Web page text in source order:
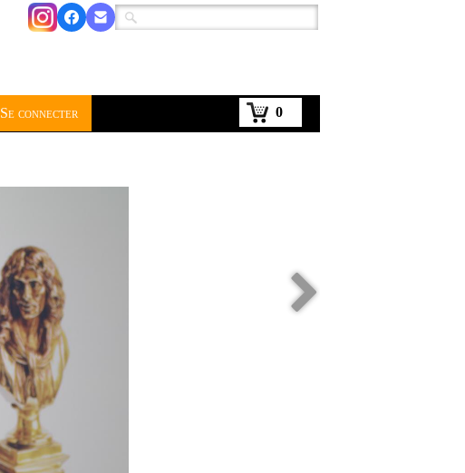
0
Se connecter